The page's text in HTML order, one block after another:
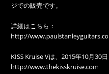
ジでの販売です。
詳細はこちら：
http://
KISS Kruise Vは、2015年10月30
http://www.thekisskruise.com